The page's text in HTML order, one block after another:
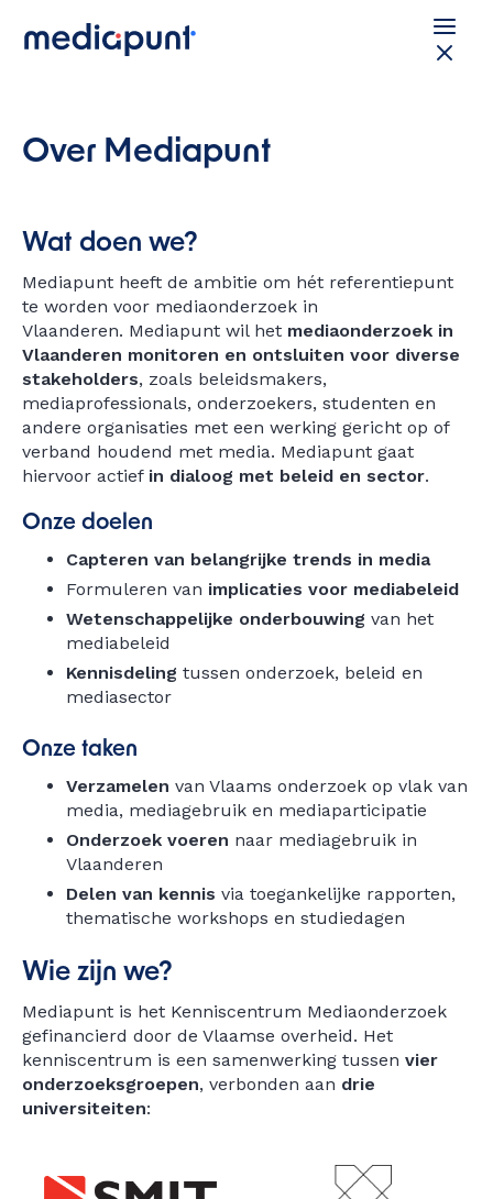
Over Mediapunt
Wat doen we?
Mediapunt heeft de ambitie om hét referentiepunt
te worden voor mediaonderzoek in
Vlaanderen. Mediapunt wil het mediaonderzoek in
Vlaanderen monitoren en ontsluiten voor diverse
stakeholders, zoals beleidsmakers,
mediaprofessionals, onderzoekers, studenten en
andere organisaties met een werking gericht op of
verband houdend met media. Mediapunt gaat
hiervoor actief in dialoog met beleid en sector.
Onze doelen
Capteren van belangrijke trends in media
Formuleren van implicaties voor mediabeleid
Wetenschappelijke onderbouwing van het
mediabeleid
Kennisdeling tussen onderzoek, beleid en
mediasector
Onze taken
Verzamelen van Vlaams onderzoek op vlak van
media, mediagebruik en mediaparticipatie
Onderzoek voeren naar mediagebruik in
Vlaanderen
Delen van kennis via toegankelijke rapporten,
thematische workshops en studiedagen
Wie zijn we?
Mediapunt is het Kenniscentrum Mediaonderzoek
gefinancierd door de Vlaamse overheid. Het
kenniscentrum is een samenwerking tussen vier
onderzoeksgroepen, verbonden aan drie
universiteiten: